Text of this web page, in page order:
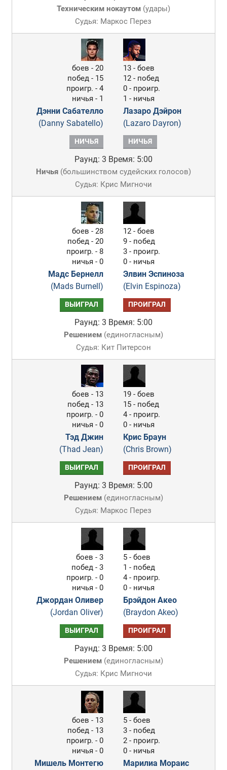
Техническим нокаутом(удары)
Судья: Маркос Перез
боев - 20
побед - 15
проигр. - 4
ничья - 1
Дэнни Сабателло
(Danny Sabatello)
13 - боев
12 - побед
0 - проигр.
1 - ничья
Лазаро Дэйрон
(Lazaro Dayron)
НИЧЬЯ НИЧЬЯ
Раунд: 3 Время: 5:00
Ничья(большинством судейских голосов)
Судья: Крис Мигночи
боев - 28
побед - 20
проигр. - 8
ничья - 0
Мадс Бернелл
(Mads Burnell)
12 - боев
9 - побед
3 - проигр.
0 - ничья
Элвин Эспиноза
(Elvin Espinoza)
ВЫИГРАЛ ПРОИГРАЛ
Раунд: 3 Время: 5:00
Решением(единогласным)
Судья: Кит Питерсон
боев - 13
побед - 13
проигр. - 0
ничья - 0
Тэд Джин
(Thad Jean)
19 - боев
15 - побед
4 - проигр.
0 - ничья
Крис Браун
(Chris Brown)
ВЫИГРАЛ ПРОИГРАЛ
Раунд: 3 Время: 5:00
Решением(единогласным)
Судья: Маркос Перез
боев - 3
побед - 3
проигр. - 0
ничья - 0
Джордан Оливер
(Jordan Oliver)
5 - боев
1 - побед
4 - проигр.
0 - ничья
Брэйдон Акео
(Braydon Akeo)
ВЫИГРАЛ ПРОИГРАЛ
Раунд: 3 Время: 5:00
Решением(единогласным)
Судья: Крис Мигночи
боев - 13
побед - 13
проигр. - 0
ничья - 0
Мишель Монтегю
5 - боев
3 - побед
2 - проигр.
0 - ничья
Марилиа Мораис